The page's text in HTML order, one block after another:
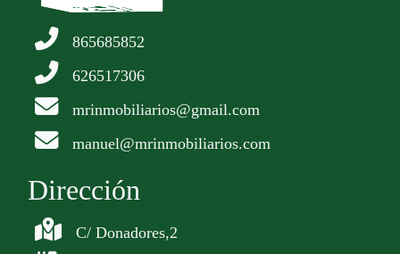
865685852
626517306
mrinmobiliarios@gmail.com
manuel@mrinmobiliarios.com
Dirección
C/ Donadores,2